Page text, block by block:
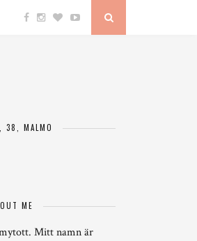
38, MALMÖ
ME
Mitt namn är